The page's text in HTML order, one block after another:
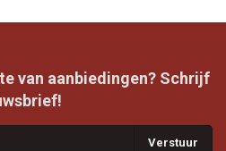
van aanbiedingen? Schrijf
Verstuur